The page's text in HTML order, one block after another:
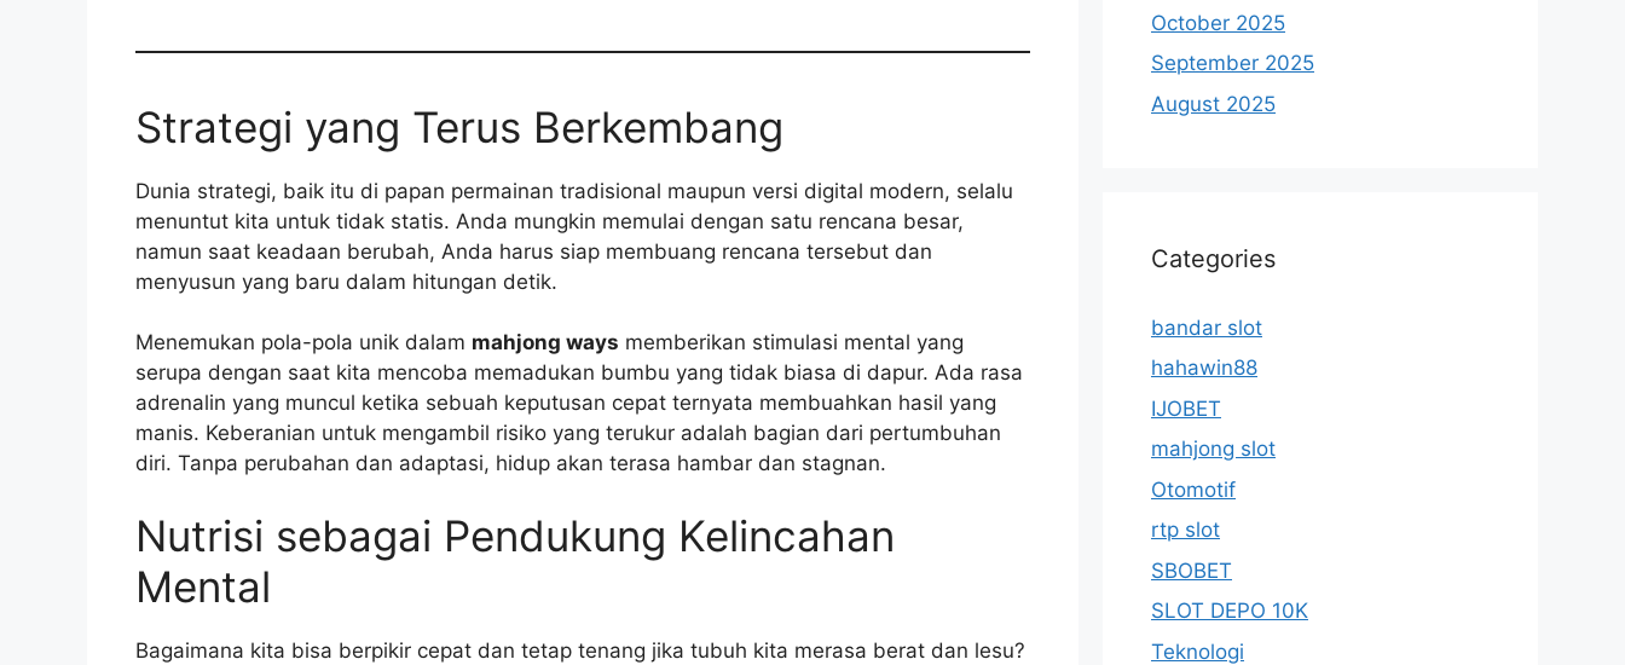
Strategi yang Terus Berkembang
Dunia strategi, baik itu di papan permainan tradisional maupun versi digital modern, selalu
menuntut kita untuk tidak statis. Anda mungkin memulai dengan satu rencana besar,
namun saat keadaan berubah, Anda harus siap membuang rencana tersebut dan
menyusun yang baru dalam hitungan detik.
Menemukan pola-pola unik dalam mahjong ways memberikan stimulasi mental yang
serupa dengan saat kita mencoba memadukan bumbu yang tidak biasa di dapur. Ada rasa
adrenalin yang muncul ketika sebuah keputusan cepat ternyata membuahkan hasil yang
manis. Keberanian untuk mengambil risiko yang terukur adalah bagian dari pertumbuhan
diri. Tanpa perubahan dan adaptasi, hidup akan terasa hambar dan stagnan.
Nutrisi sebagai Pendukung Kelincahan
Mental
Bagaimana kita bisa berpikir cepat dan tetap tenang jika tubuh kita merasa berat dan lesu?
October 2025
September 2025
August 2025
Categories
bandar slot
hahawin88
IJOBET
mahjong slot
Otomotif
rtp slot
SBOBET
SLOT DEPO 10K
Teknologi